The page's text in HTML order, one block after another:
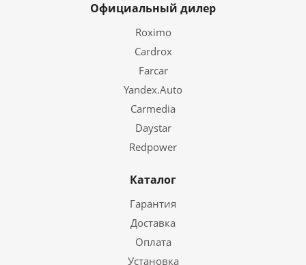
Официальный дилер
Roximo
Cardrox
Farcar
Yandex.Auto
Carmedia
Daystar
Redpower
Каталог
Гарантия
Доставка
Оплата
Установка